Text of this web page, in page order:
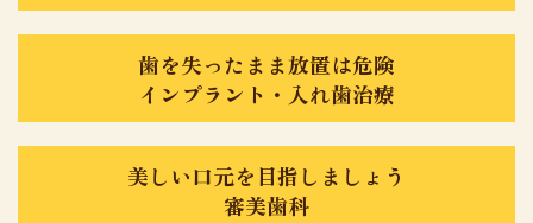
歯を失ったまま放置は危険
インプラント・入れ歯治療
美しい口元を目指しましょう
審美歯科